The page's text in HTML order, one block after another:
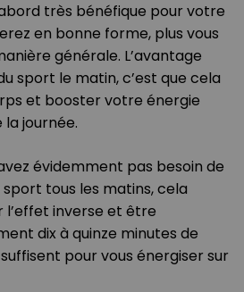
très bénéfique pour votre
en bonne forme, plus vous
générale. L’avantage
sport le matin, c’est que cela
et booster votre énergie
journée.
évidemment pas besoin de
tous les matins, cela
inverse et être
dix à quinze minutes de
pour vous énergiser sur